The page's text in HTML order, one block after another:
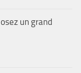
un grand